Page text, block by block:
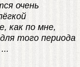
очень
как по мне,
того периода